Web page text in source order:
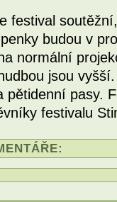
festival
budou v
normální
jsou
pětidenní pasy.
festivalu